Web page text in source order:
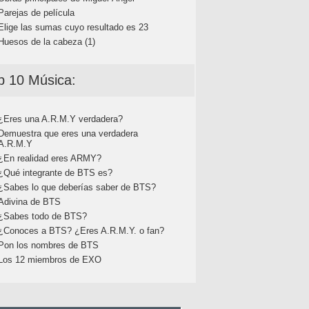
de película
las sumas cuyo resultado es 23
de la cabeza (1)
10 Música:
una A.R.M.Y verdadera?
que eres una verdadera
realidad eres ARMY?
integrante de BTS es?
lo que deberías saber de BTS?
de BTS
todo de BTS?
a BTS? ¿Eres A.R.M.Y. o fan?
los nombres de BTS
12 miembros de EXO